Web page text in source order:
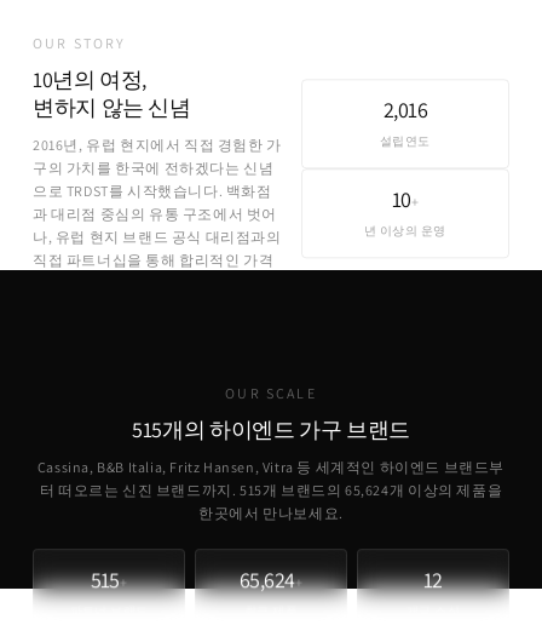
OUR STORY
10년의 여정,
변하지 않는 신념
2016년, 유럽 현지에서 직접 경험한 가
구의 가치를 한국에 전하겠다는 신념
으로 TRDST를 시작했습니다. 백화점
과 대리점 중심의 유통 구조에서 벗어
나, 유럽 현지 브랜드 공식 대리점과의
직접 파트너십을 통해 합리적인 가격
2,016
설립연도
10+
년 이상의 운영
OUR SCALE
515개의 하이엔드 가구 브랜드
Cassina, B&B Italia, Fritz Hansen, Vitra 등 세계적인 하이엔드 브랜드부
터 떠오르는 신진 브랜드까지. 515개 브랜드의65,624개 이상의 제품을
한곳에서 만나보세요.
515+ 65,624+ 12